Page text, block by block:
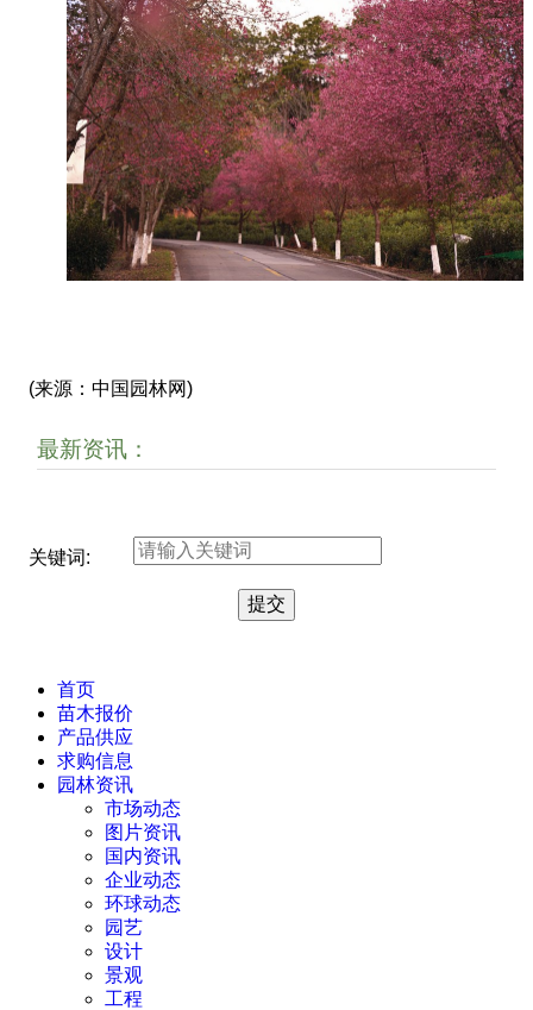
(来源：中国园林网)
最新资讯：
关键词:
首页
苗木报价
产品供应
求购信息
园林资讯
市场动态
图片资讯
国内资讯
企业动态
环球动态
园艺
设计
景观
工程